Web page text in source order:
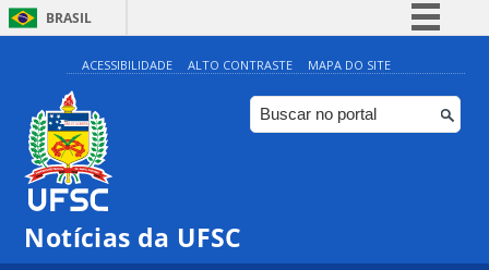
BRASIL
Simplifique!
Comunica BR
Participe
ACESSIBILIDADE ALTO CONTRASTE MAPA DO SITE
Notícias da UFSC